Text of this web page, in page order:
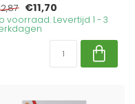
€11,70
voorraad. Levertijd 1 - 3